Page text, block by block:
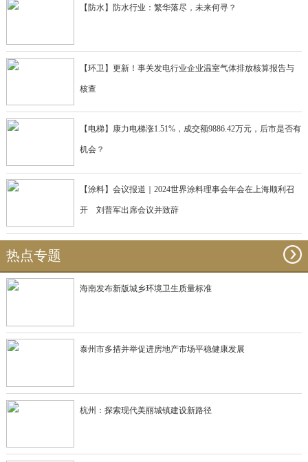
【防水】防水行业：繁华落尽，未来何寻？
【环卫】更新！事关发电行业企业温室气体排放核算报告与
核查
【电梯】康力电梯涨1.51%，成交额9886.42万元，后市是否有
机会？
【涂料】会议报道｜2024世界涂料理事会年会在上海顺利召
开 刘普军出席会议并致辞
热点专题
海南发布新版城乡环境卫生质量标准
泰州市多措并举促进房地产市场平稳健康发展
杭州：探索现代美丽城镇建设新路径